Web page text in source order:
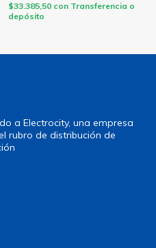
$33.385,50 con Transferencia o
depósito
a Electrocity, una empresa
rubro de distribución de